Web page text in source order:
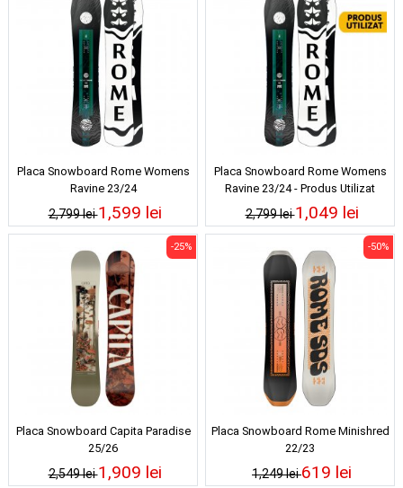
Placa Snowboard Rome Womens
Ravine 23/24
2,799 lei1,599 lei
Placa Snowboard Rome Womens
Ravine 23/24 - Produs Utilizat
2,799 lei1,049 lei
Placa Snowboard Capita Paradise
25/26
2,549 lei
-25%
1,909 lei
Placa Snowboard Rome Minishred
22/23
1,249 lei
-50%
619 lei